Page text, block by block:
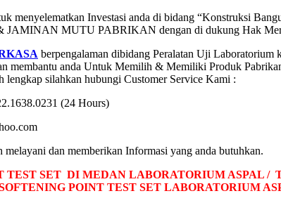
menyelematkan Investasi anda di bidang “Konstruksi
JAMINAN MUTU PABRIKAN dengan di dukung Hak
berpengalaman dibidang Peralatan Uji
membantu anda Untuk Memilih & Memiliki Produk
lengkap silahkan hubungi Customer Service Kami :
(24 Hours)
melayani dan memberikan Informasi yang anda butuhkan.
TEST SET DI MEDAN LABORATORIUM ASPAL
POINT TEST SET LABORATORIUM